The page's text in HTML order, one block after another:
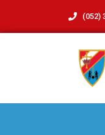
(052)